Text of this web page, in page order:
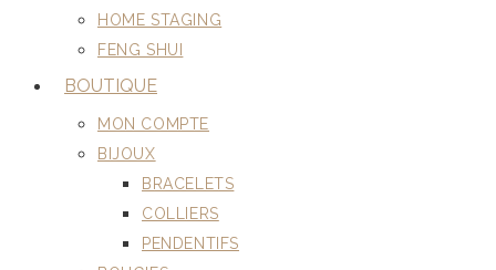
HOME STAGING
FENG SHUI
BOUTIQUE
MON COMPTE
BIJOUX
BRACELETS
COLLIERS
PENDENTIFS